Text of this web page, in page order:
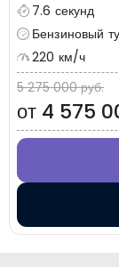
7.6 секунд
Бензиновый
220 км/ч
5 275 000 руб.
от 4 575